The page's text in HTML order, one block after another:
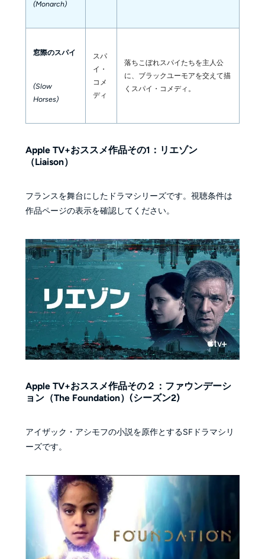
(Monarch)
窓際のスパイ
(Slow
Horses)
スパ
イ・
コメ
ディ
落ちこぼれスパイたちを主人公
に、ブラックユーモアを交えて描
くスパイ・コメディ。
Apple TV+おススメ作品その1：リエゾン
（Liaison）
フランスを舞台にしたドラマシリーズです。視聴条件は
作品ページの表示を確認してください。
Apple TV+おススメ作品その２：ファウンデーシ
ョン（The Foundation）(シーズン2)
アイザック・アシモフの小説を原作とするSFドラマシリ
ーズです。